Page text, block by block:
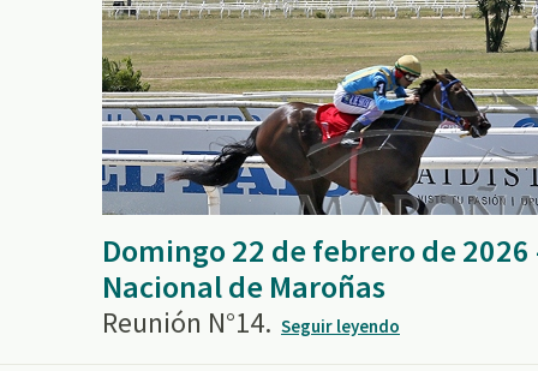
Domingo 22 de febrero de
Nacional de Maroñas
Reunión N°14. Seguir leyendo